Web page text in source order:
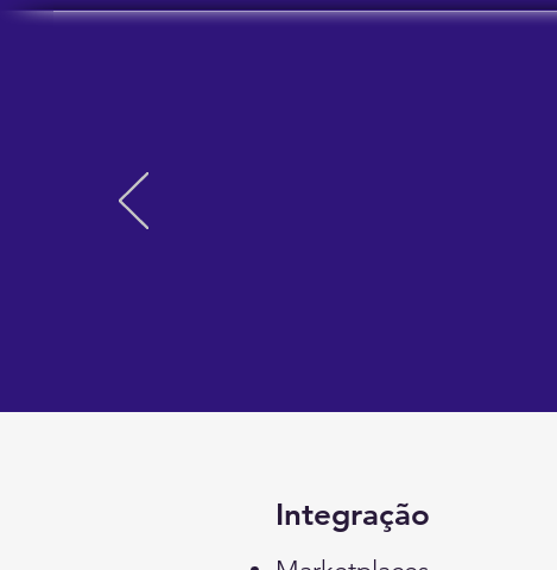
Integração